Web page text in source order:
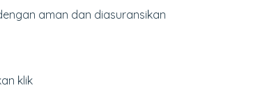
aman dan diasuransikan
klik